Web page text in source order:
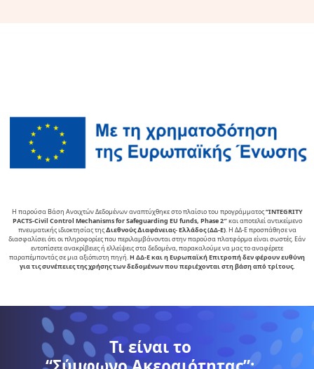
Η παρούσα Βάση Ανοιχτών Δεδομένων αναπτύχθηκε στο πλαίσιο του προγράμματος“INTEGRITY
PACTS-Civil Control Mechanisms for Safeguarding EU funds, Phase 2″και αποτελεί αντικείµενο
πνευµατικής ιδιοκτησίας της∆ιεθνούς ∆ιαφάνειας- Ελλάδος (ΔΔ-Ε). Η ΔΔ-Ε προσπάθησε να
διασφαλίσει ότι οι πληροφορίες που περιλαμβάνονται στην παρούσα πλατφόρμα είναι σωστές. Εάν
εντοπίσετε ανακρίβειες ή ελλείψεις στα δεδομένα, παρακαλούμε να μας το αναφέρετε
παραπέμποντάς σε μια αξιόπιστη πηγή.Η ΔΔ-Ε και η Ευρωπαϊκή Επιτροπή δεν φέρουν ευθύνη
για τις συνέπειες της χρήσης των δεδομένων που περιέχονται στη βάση από τρίτους.
Τι είναι το